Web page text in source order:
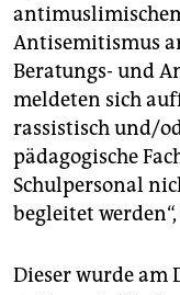
epaper login
Antisemitismus
Beratungs- und
meldeten sich
rassistisch und/
pädagogische
Schulpersonal
begleitet
Dieser wurde am